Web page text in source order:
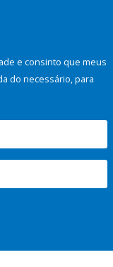
e consinto que meus
do necessário, para